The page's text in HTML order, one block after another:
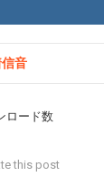
音
ロード数
this post